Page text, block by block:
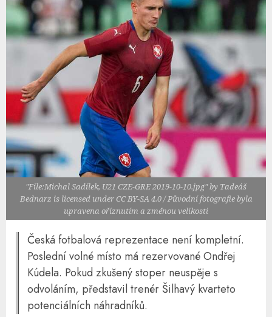
"File:Michal Sadílek, U21 CZE-GRE 2019-10-10.jpg" by Tadeáš
Bednarz is licensed under CC BY-SA 4.0 / Původní fotografie byla
upravena oříznutím a změnou velikosti
Česká fotbalová reprezentace není kompletní.
Poslední volné místo má rezervované Ondřej
Kúdela. Pokud zkušený stoper neuspěje s
odvoláním, představil trenér Šilhavý kvarteto
potenciálních náhradníků.